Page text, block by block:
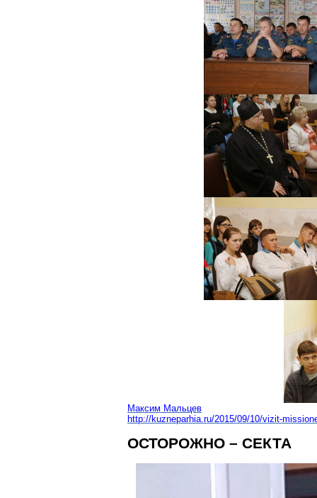
Максим Мальцев
http://kuzneparhia.ru/2015/09/10/vizit-
ОСТОРОЖНО – СЕКТА